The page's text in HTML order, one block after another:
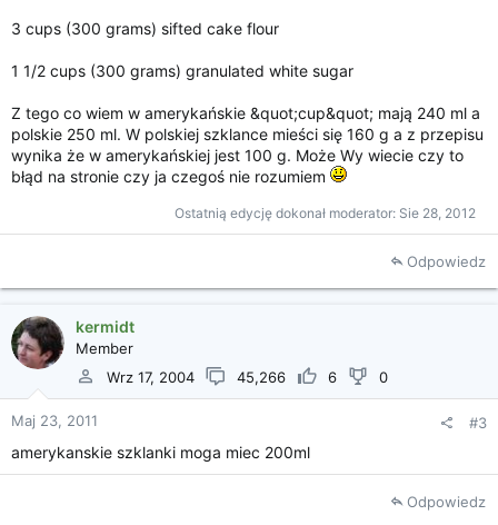
3 cups (300 grams) sifted cake flour
1 1/2 cups (300 grams) granulated white sugar
Z tego co wiem w amerykańskie &quot;cup&quot; mają 240 ml a
polskie 250 ml. W polskiej szklance mieści się 160 g a z przepisu
wynika że w amerykańskiej jest 100 g. Może Wy wiecie czy to
błąd na stronie czy ja czegoś nie rozumiem
Ostatnią edycję dokonał moderator: Sie 28, 2012
Odpowiedz
kermidt
Member
Wrz 17, 2004
45,266 6 0
Maj 23, 2011 #3
amerykanskie szklanki moga miec 200ml
Odpowiedz